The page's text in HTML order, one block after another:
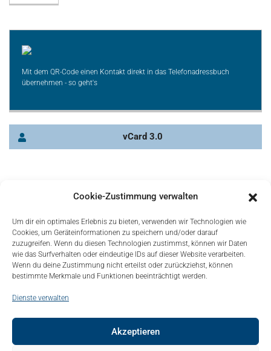
Cookie-Zustimmung verwalten
Um dir ein optimales Erlebnis zu bieten, verwenden wir Technologien wie
Cookies, um Geräteinformationen zu speichern und/oder darauf
zuzugreifen. Wenn du diesen Technologien zustimmst, können wir Daten
wie das Surfverhalten oder eindeutige IDs auf dieser Website verarbeiten.
Wenn du deine Zustimmung nicht erteilst oder zurückziehst, können
bestimmte Merkmale und Funktionen beeinträchtigt werden.
Dienste verwalten
Akzeptieren
Mit dem QR-Code einen Kontakt direkt in das Telefonadressbuch
übernehmen - so geht's
vCard 3.0